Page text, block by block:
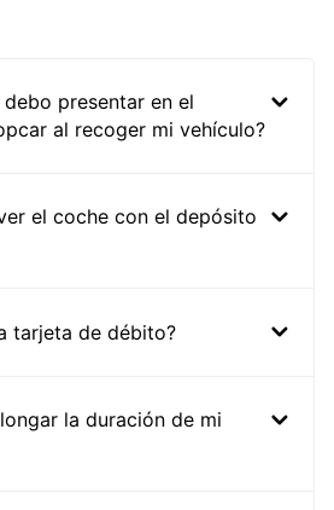
presentar en el
al recoger mi vehículo?
el coche con el depósito
tarjeta de débito?
la duración de mi